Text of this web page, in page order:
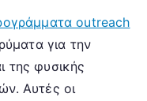
outreach
για την
της φυσικής
Αυτές οι